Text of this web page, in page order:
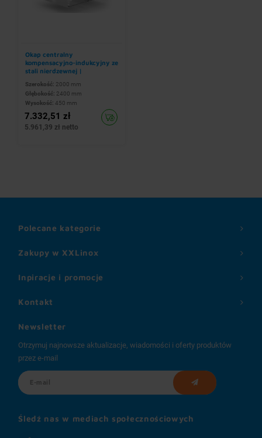
Okap centralny
kompensacyjno-indukcyjny ze
stali nierdzewnej |
Szerokość: 2000 mm
Głębokość: 2400 mm
Wysokość: 450 mm
7.332,51 zł
5.961,39 zł netto
Zakupy w XXLinox
Inpiracje i promocje
Polecane kategorie
Kontakt
Newsletter
Otrzymuj najnowsze aktualizacje, wiadomości i oferty produktów
przez e-mail
Śledź nas w mediach społecznościowych